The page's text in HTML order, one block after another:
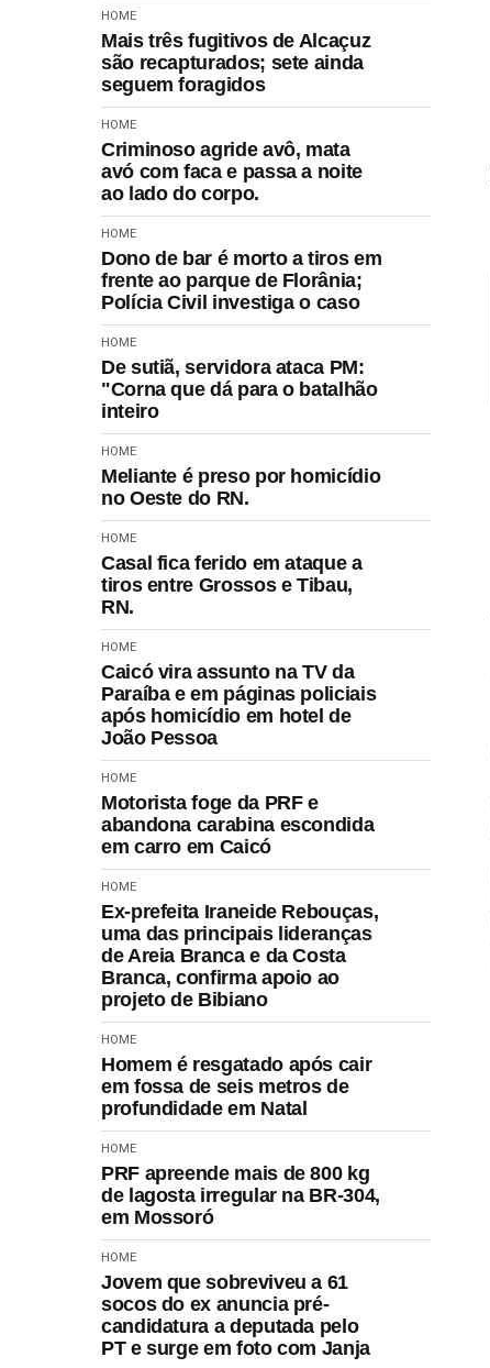
HOME
Mais três fugitivos de Alcaçuz
são recapturados; sete ainda
seguem foragidos
HOME
Criminoso agride avô, mata
avó com faca e passa a noite
ao lado do corpo.
HOME
Dono de bar é morto a tiros em
frente ao parque de Florânia;
Polícia Civil investiga o caso
HOME
De sutiã, servidora ataca PM:
"Corna que dá para o batalhão
inteiro
HOME
Meliante é preso por homicídio
no Oeste do RN.
HOME
Casal fica ferido em ataque a
tiros entre Grossos e Tibau,
RN.
HOME
Caicó vira assunto na TV da
Paraíba e em páginas policiais
após homicídio em hotel de
João Pessoa
HOME
Motorista foge da PRF e
abandona carabina escondida
em carro em Caicó
HOME
Ex-prefeita Iraneide Rebouças,
uma das principais lideranças
de Areia Branca e da Costa
Branca, confirma apoio ao
projeto de Bibiano
HOME
Homem é resgatado após cair
em fossa de seis metros de
profundidade em Natal
HOME
PRF apreende mais de 800 kg
de lagosta irregular na BR-304,
em Mossoró
HOME
Jovem que sobreviveu a 61
socos do ex anuncia pré-
candidatura a deputada pelo
PT e surge em foto com Janja